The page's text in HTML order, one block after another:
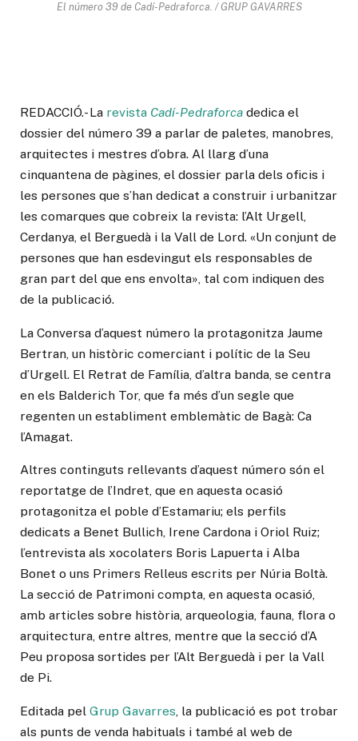
El número 39 de Cadí-Pedraforca. / GRUP GAVARRES
REDACCIÓ.- La revista Cadí-Pedraforca dedica el
dossier del número 39 a parlar de paletes, manobres,
arquitectes i mestres d’obra. Al llarg d’una
cinquantena de pàgines, el dossier parla dels oficis i
les persones que s’han dedicat a construir i urbanitzar
les comarques que cobreix la revista: l’Alt Urgell,
Cerdanya, el Berguedà i la Vall de Lord. «Un conjunt de
persones que han esdevingut els responsables de
gran part del que ens envolta», tal com indiquen des
de la publicació.
La Conversa d’aquest número la protagonitza Jaume
Bertran, un històric comerciant i polític de la Seu
d’Urgell. El Retrat de Família, d’altra banda, se centra
en els Balderich Tor, que fa més d’un segle que
regenten un establiment emblemàtic de Bagà: Ca
l’Amagat.
Altres continguts rellevants d’aquest número són el
reportatge de l’Indret, que en aquesta ocasió
protagonitza el poble d’Estamariu; els perfils
dedicats a Benet Bullich, Irene Cardona i Oriol Ruiz;
l’entrevista als xocolaters Boris Lapuerta i Alba
Bonet o uns Primers Relleus escrits per Núria Boltà.
La secció de Patrimoni compta, en aquesta ocasió,
amb articles sobre història, arqueologia, fauna, flora o
arquitectura, entre altres, mentre que la secció d’A
Peu proposa sortides per l’Alt Berguedà i per la Vall
de Pi.
Editada pel Grup Gavarres, la publicació es pot trobar
als punts de venda habituals i també al web de